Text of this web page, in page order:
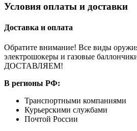
Условия оплаты и доставки
Доставка и оплата
Обратите внимание! Все виды
электрошокеры и газовые
ДОСТАВЛЯЕМ!
В регионы РФ:
Транспортными компаниями
Курьерскими службами
Почтой России